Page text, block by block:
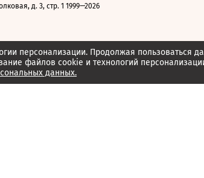
персонализации. Продолжая пользоваться
файлов cookie и технологий
данных.
д. 3, стр. 1 1999—2026